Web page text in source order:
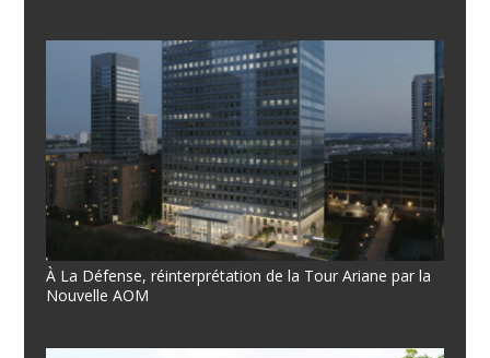
À La Défense, réinterprétation de la Tour Ariane par la
Nouvelle AOM